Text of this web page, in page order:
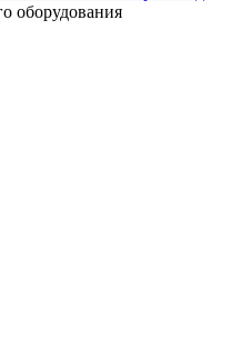
оборудования